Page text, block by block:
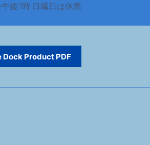
後7時 日曜日は休業
Dock Product PDF